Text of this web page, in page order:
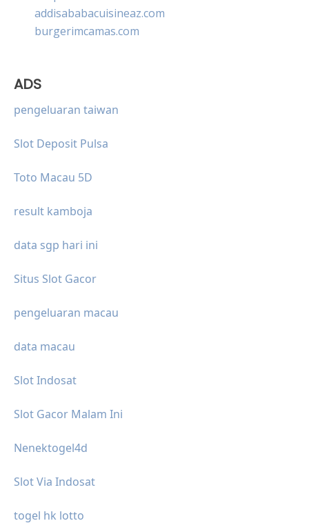
addisababacuisineaz.com
burgerimcamas.com
ADS
pengeluaran taiwan
Slot Deposit Pulsa
Toto Macau 5D
result kamboja
data sgp hari ini
Situs Slot Gacor
pengeluaran macau
data macau
Slot Indosat
Slot Gacor Malam Ini
Nenektogel4d
Slot Via Indosat
togel hk lotto